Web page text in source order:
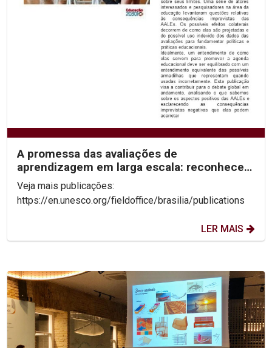
A promessa das avaliações de
aprendizagem em larga escala: reconhecer
os limites para desbloquear...
Veja mais publicações:
https://en.unesco.org/fieldoffice/brasilia/publications
LER MAIS